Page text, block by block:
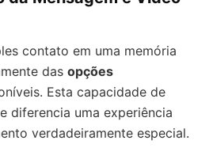
contato em uma memória
das opções
Esta capacidade de
diferencia uma experiência
verdadeiramente especial.